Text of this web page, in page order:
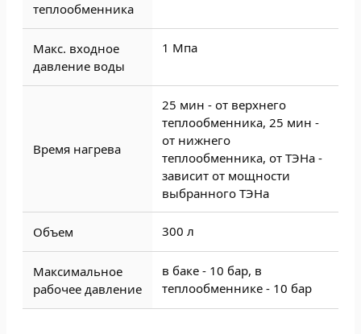
теплообменника
Макс. входное
давление воды
1 Мпа
Время нагрева
25 мин - от верхнего
теплообменника, 25 мин -
от нижнего
теплообменника, от ТЭНа -
зависит от мощности
выбранного ТЭНа
Объем 300 л
Максимальное
рабочее давление
в баке - 10 бар, в
теплообменнике - 10 бар